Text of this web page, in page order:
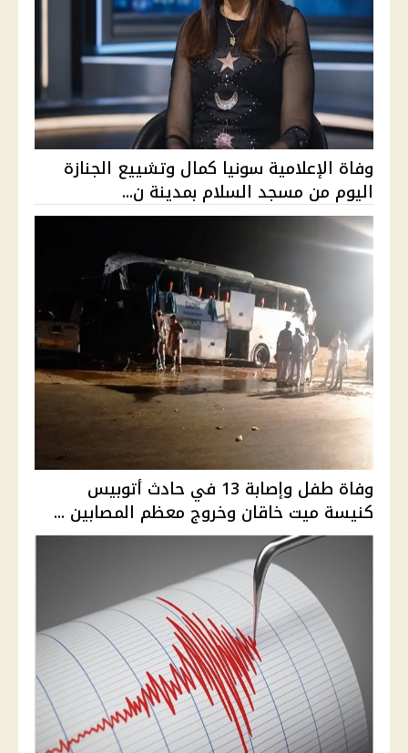
وفاة الإعلامية سونيا كمال وتشييع الجنازة
اليوم من مسجد السلام بمدينة ن...
وفاة طفل وإصابة 13 في حادث أتوبيس
كنيسة ميت خاقان وخروج معظم المصابين ...